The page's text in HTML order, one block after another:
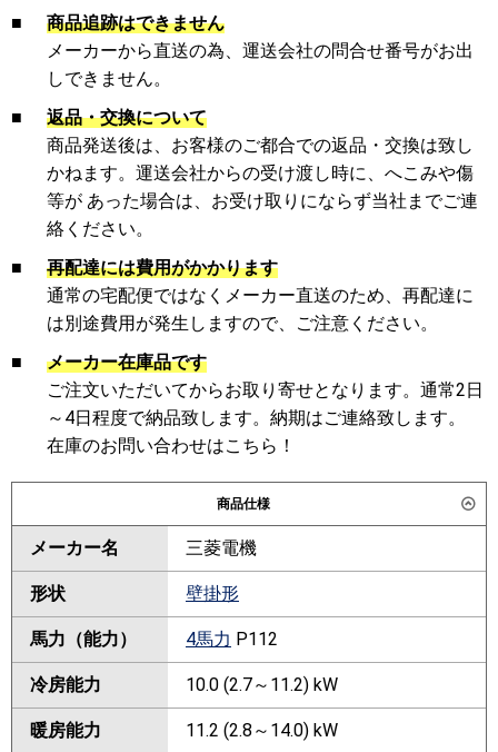
■
商品追跡はできません
メーカーから直送の為、運送会社の問合せ番号がお出
しできません。
■
返品・交換について
商品発送後は、お客様のご都合での返品・交換は致し
かねます。運送会社からの受け渡し時に、へこみや傷
等が あった場合は、お受け取りにならず当社までご連
絡ください。
■
再配達には費用がかかります
通常の宅配便ではなくメーカー直送のため、再配達に
は別途費用が発生しますので、ご注意ください。
■
メーカー在庫品です
ご注文いただいてからお取り寄せとなります。通常2日
～4日程度で納品致します。納期はご連絡致します。
在庫のお問い合わせはこちら！
商品仕様
メーカー名 三菱電機
形状 壁掛形
馬力（能力） 4馬力 P112
冷房能力 10.0 (2.7～11.2) kW
暖房能力 11.2 (2.8～14.0) kW